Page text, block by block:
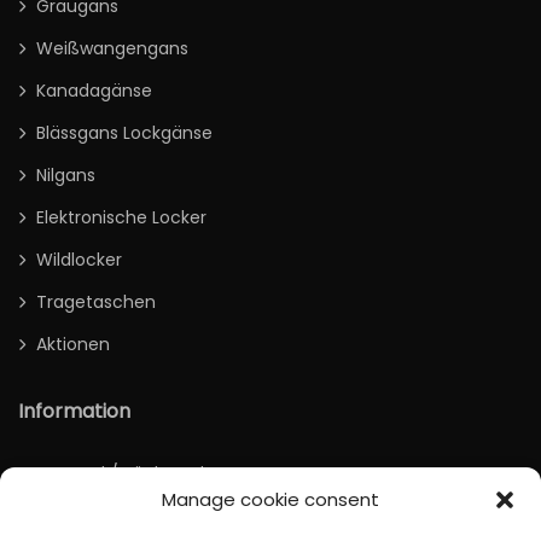
Manage cookie consent
Graugans
Weißwangengans
Kanadagänse
Blässgans Lockgänse
Nilgans
Elektronische Locker
Wildlocker
Tragetaschen
Aktionen
Information
Versand / Rücksendung